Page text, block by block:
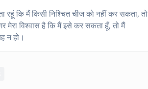
कि मैं किसी निश्चित चीज को नहीं कर सकता, तो
विश्वास है कि मैं इसे कर सकता हूँ, तो मैं
न हो।